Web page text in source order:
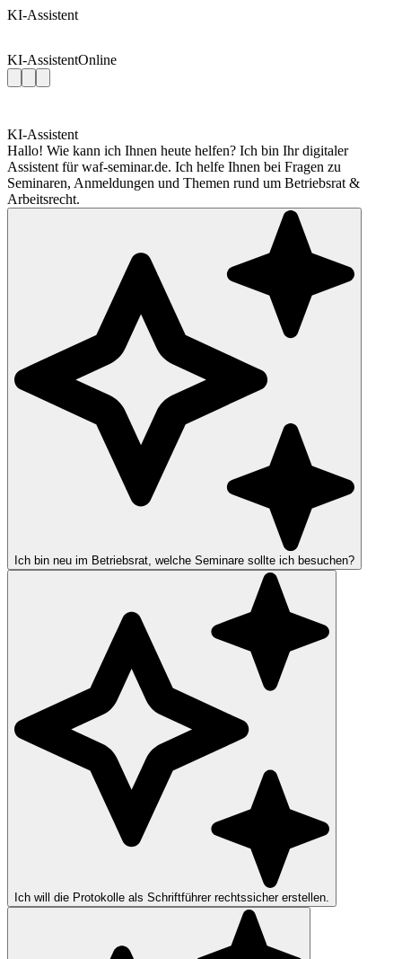
KI-Assistent
KI-AssistentOnline
KI-Assistent
Hallo! Wie kann ich Ihnen heute helfen? Ich bin Ihr digitaler
Assistent für waf-seminar.de. Ich helfe Ihnen bei Fragen zu
Seminaren, Anmeldungen und Themen rund um Betriebsrat &
Arbeitsrecht.
Ich bin neu im Betriebsrat, welche Seminare sollte ich besuchen?
Ich will die Protokolle als Schriftführer rechtssicher erstellen.